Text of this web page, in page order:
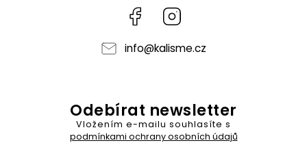
Facebook
info@kalisme.cz
Odebírat newsletter
Vložením e-mailu souhlasíte s
podmínkami ochrany osobních údajů